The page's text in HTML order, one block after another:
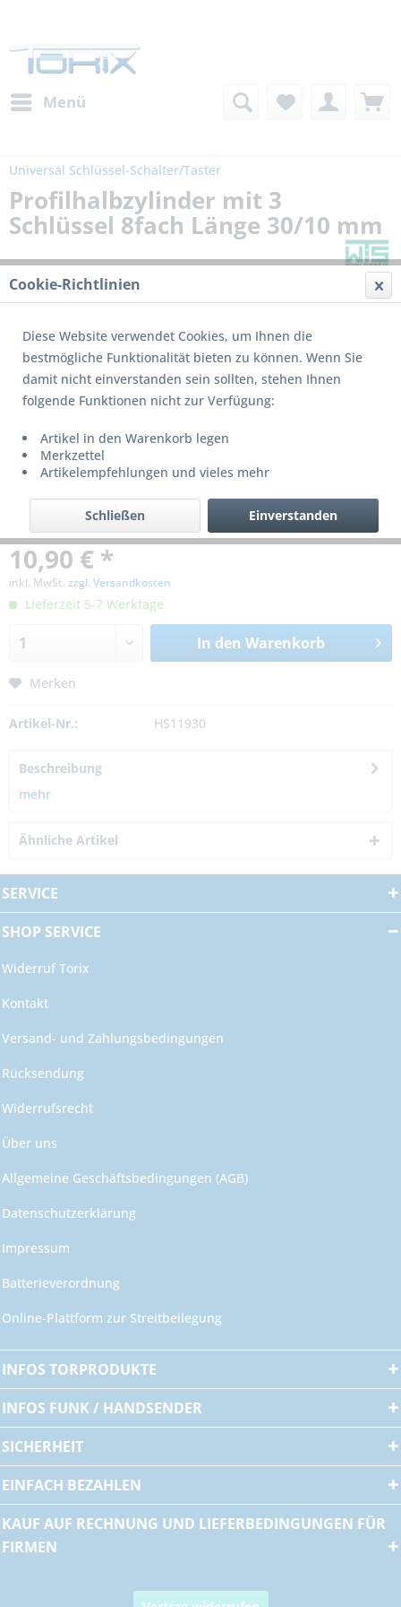
Menü
Universal Schlüssel-Schalter/Taster
Profilhalbzylinder mit 3
Schlüssel 8fach Länge 30/10 mm
10,90 € *
inkl. MwSt. zzgl. Versandkosten
Lieferzeit 5-7 Werktage
In den Warenkorb
Merken
Artikel-Nr.: HS11930
Beschreibung
mehr
Ähnliche Artikel
SERVICE
SHOP SERVICE
Widerruf Torix
Kontakt
Versand- und Zahlungsbedingungen
Rücksendung
Widerrufsrecht
Über uns
Allgemeine Geschäftsbedingungen (AGB)
Datenschutzerklärung
Impressum
Batterieverordnung
Online-Plattform zur Streitbeilegung
INFOS TORPRODUKTE
INFOS FUNK / HANDSENDER
SICHERHEIT
EINFACH BEZAHLEN
KAUF AUF RECHNUNG UND LIEFERBEDINGUNGEN FÜR
FIRMEN
Cookie-Richtlinien
Diese Website verwendet Cookies, um Ihnen die
bestmögliche Funktionalität bieten zu können. Wenn Sie
damit nicht einverstanden sein sollten, stehen Ihnen
folgende Funktionen nicht zur Verfügung:
Artikel in den Warenkorb legen
Merkzettel
Artikelempfehlungen und vieles mehr
Einverstanden
Schließen